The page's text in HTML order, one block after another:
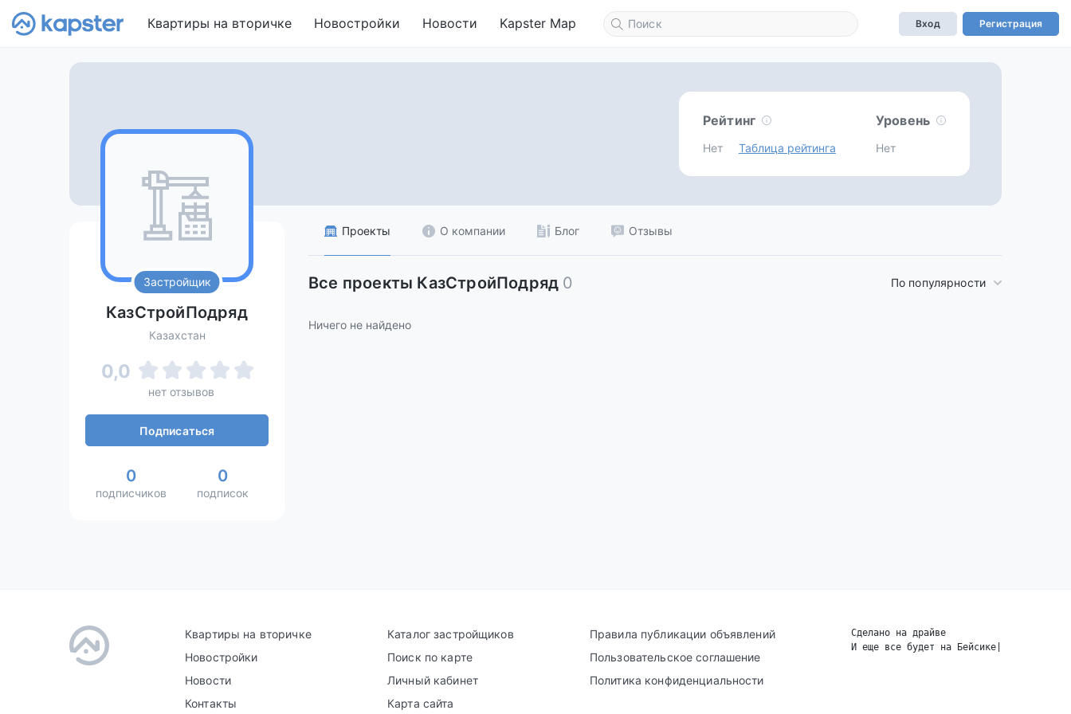
Квартиры на вторичке Новостройки Новости Kapster Map Вход Регистрация
Рейтинг
Нет Таблица рейтинга
Уровень
Нет
Застройщик
КазСтройПодряд
Казахстан
0,0
нет отзывов
Подписаться
0
подписчиков
0
подписок
Проекты О компании Блог Отзывы
Все проекты КазСтройПодряд 0 По популярности
Ничего не найдено
Квартиры на вторичке
Новостройки
Новости
Контакты
Каталог застройщиков
Поиск по карте
Личный кабинет
Карта сайта
Правила публикации объявлений
Пользовательское соглашение
Политика конфиденциальности
Сделано на драйве
И еще все будет на Бейсике